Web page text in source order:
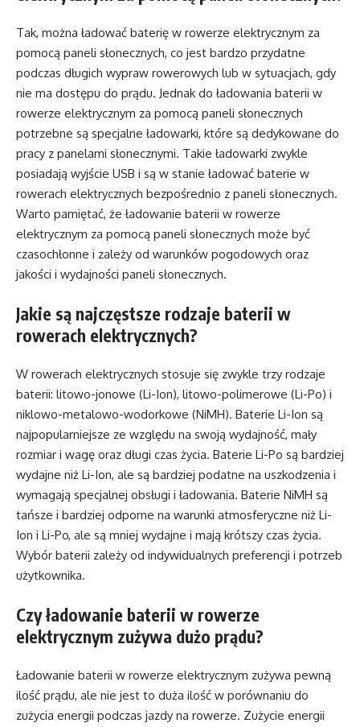
Tak, można ładować baterię w rowerze elektrycznym za
pomocą paneli słonecznych, co jest bardzo przydatne
podczas długich wypraw rowerowych lub w sytuacjach, gdy
nie ma dostępu do prądu. Jednak do ładowania baterii w
rowerze elektrycznym za pomocą paneli słonecznych
potrzebne są specjalne ładowarki, które są dedykowane do
pracy z panelami słonecznymi. Takie ładowarki zwykle
posiadają wyjście USB i są w stanie ładować baterie w
rowerach elektrycznych bezpośrednio z paneli słonecznych.
Warto pamiętać, że ładowanie baterii w rowerze
elektrycznym za pomocą paneli słonecznych może być
czasochłonne i zależy od warunków pogodowych oraz
jakości i wydajności paneli słonecznych.
Jakie są najczęstsze rodzaje baterii w
rowerach elektrycznych?
W rowerach elektrycznych stosuje się zwykle trzy rodzaje
baterii: litowo-jonowe (Li-Ion), litowo-polimerowe (Li-Po) i
niklowo-metalowo-wodorkowe (NiMH). Baterie Li-Ion są
najpopularniejsze ze względu na swoją wydajność, mały
rozmiar i wagę oraz długi czas życia. Baterie Li-Po są bardziej
wydajne niż Li-Ion, ale są bardziej podatne na uszkodzenia i
wymagają specjalnej obsługi i ładowania. Baterie NiMH są
tańsze i bardziej odporne na warunki atmosferyczne niż Li-
Ion i Li-Po, ale są mniej wydajne i mają krótszy czas życia.
Wybór baterii zależy od indywidualnych preferencji i potrzeb
użytkownika.
Czy ładowanie baterii w rowerze
elektrycznym zużywa dużo prądu?
Ładowanie baterii w rowerze elektrycznym zużywa pewną
ilość prądu, ale nie jest to duża ilość w porównaniu do
zużycia energii podczas jazdy na rowerze. Zużycie energii